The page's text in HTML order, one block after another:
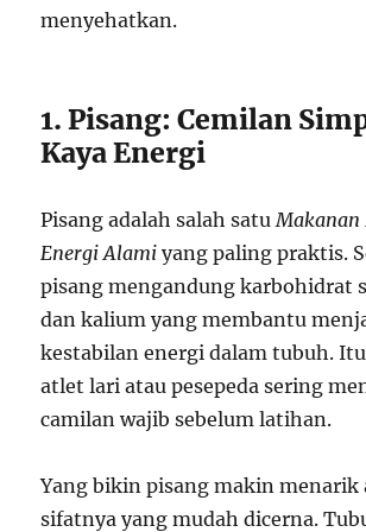
menyehatkan.
1. Pisang: Cemilan
Kaya Energi
Pisang adalah salah satu Makanan
Energi Alami yang paling praktis.
pisang mengandung karbohidrat
dan kalium yang membantu
kestabilan energi dalam tubuh.
atlet lari atau pesepeda sering
camilan wajib sebelum latihan.
Yang bikin pisang makin menarik
sifatnya yang mudah dicerna.